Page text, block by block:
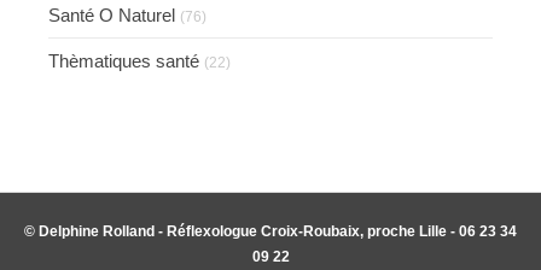
Santé O Naturel (76)
Thèmatiques santé (22)
© Delphine Rolland - Réflexologue Croix-Roubaix, proche Lille - 06 23 34
09 22